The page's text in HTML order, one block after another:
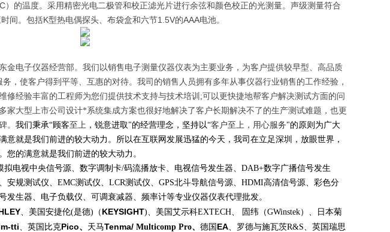
）的温度。采用精密光电二极管和校正滤光片进行余弦和颜色校正的光测量。声级测量符合
间。包括K型热电偶探头、布袋盒和六节1.5V的AAA电池。
金电子仪器经营部。我们以销售电子测量仪器仪表为主要业务，为客户提供较早型、高品质
，使客户得到平等、互惠的对待。我司的销售人员拥有多年从事仪器行业销售的工作经验，
修经验丰富的工程师为您们提供技术支持与技术培训 ;可以更快捷地帮客户解决测试方面的问
家大型上市公司设计*系统集成方案也很好地解决了客户长期解决不了的生产测试难题，也更
。 我们秉承“顾客至上 ，锐意进取 "的经营理念，坚持以“客户至上，用心服务"的原则为广大
意就是我们前进的较大动力。所以在互联网发展迅猛的今天，我司在立足深圳，放眼世界，
您的满意就是我们前进的较大动力。
拟电视中央信号源、数字调制 卡/码流播放卡、电视信号发生器、 DAB+数字广播信号发生
安规测试仪、 EMC测试仪、 LCR测试仪、 GPS北斗导航信号源、 HDMI高清信号源、彩色分
发生器、电子负载仪、可调衰减器、 频率计等专业仪器仪表代理批发。
、美国安捷伦(是德) （ KEYSIGHT)、美国艾示科EXTECH、 固纬（GWinstek）、日本菊
tti、英国比克Pico、 天马Tenma/ Multicomp Pro、 德国 EA、 罗德与施瓦茨R&S、 英国瑞思